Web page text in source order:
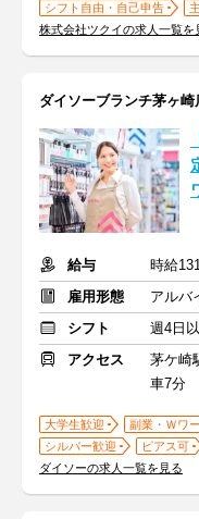
シフト自由・自己申告
株式会社ツクイの求人一覧を
ダイソーブランチ茅ヶ崎
給与
時給
雇用形態
アルバ
シフト
週4日
アクセス
茅ケ崎
車7分
大学生歓迎 副業・Ｗワ
シルバー歓迎
ピアス可
ダイソーの求人一覧を見る